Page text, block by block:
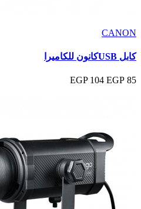
CANON
كابل USBكانون للكاميرا
85 EGP
104 EGP